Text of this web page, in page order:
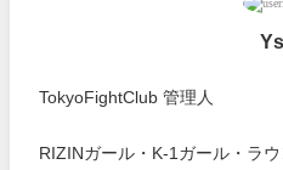
Ys
TokyoFightClub 管理人
RIZINガール・K-1ガール・ラ